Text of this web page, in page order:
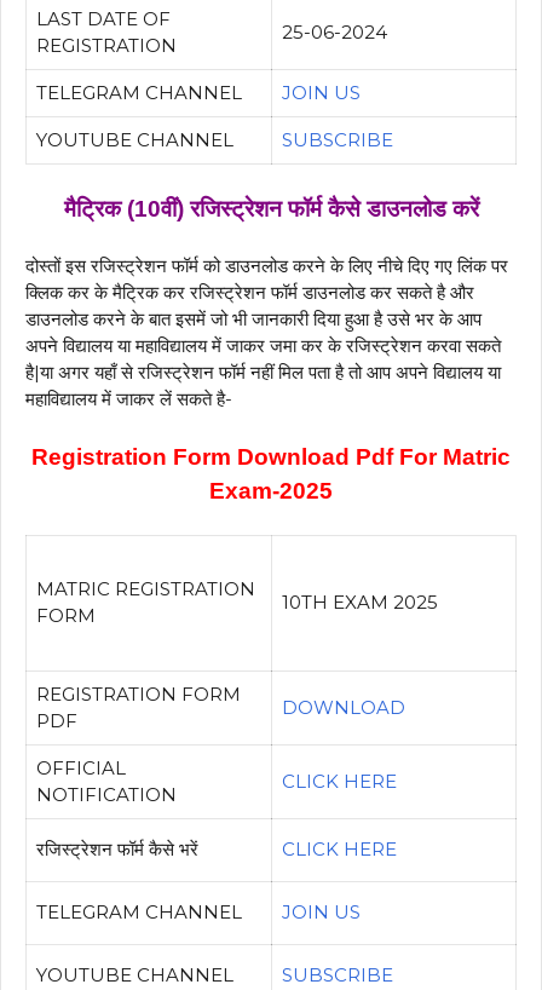
LAST DATE OF
REGISTRATION
25-06-2024
TELEGRAM CHANNEL JOIN US
YOUTUBE CHANNEL SUBSCRIBE
मैट्रिक (10वीं) रजिस्ट्रेशन फॉर्म कैसे डाउनलोड करें
दोस्तों इस रजिस्ट्रेशन फॉर्म को डाउनलोड करने के लिए नीचे दिए गए लिंक पर
क्लिक कर के मैट्रिक कर रजिस्ट्रेशन फॉर्म डाउनलोड कर सकते है और
डाउनलोड करने के बात इसमें जो भी जानकारी दिया हुआ है उसे भर के आप
अपने विद्यालय या महाविद्यालय में जाकर जमा कर के रजिस्ट्रेशन करवा सकते
है|या अगर यहाँ से रजिस्ट्रेशन फॉर्म नहीं मिल पता है तो आप अपने विद्यालय या
महाविद्यालय में जाकर लें सकते है-
Registration Form Download Pdf For Matric
Exam-2025
MATRIC REGISTRATION
FORM
10TH EXAM 2025
REGISTRATION FORM
PDF
DOWNLOAD
OFFICIAL
NOTIFICATION
CLICK HERE
रजिस्ट्रेशन फॉर्म कैसे भरें CLICK HERE
TELEGRAM CHANNEL JOIN US
YOUTUBE CHANNEL SUBSCRIBE